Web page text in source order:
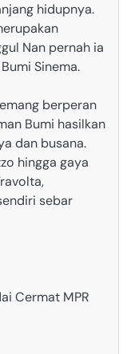
hidupnya.
Nan pernah ia
Sinema.
berperan
Bumi hasilkan
dan busana.
hingga gaya
sebar
Cermat MPR